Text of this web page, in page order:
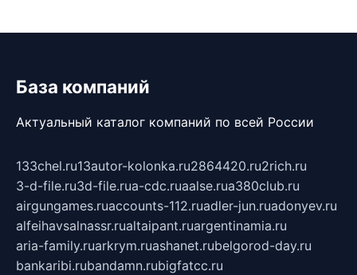
База компаний
Актуальный каталог компаний по всей России
133chel.ru13autor-kolonka.ru2864420.ru2rich.ru
3-d-file.ru3d-file.rua-cdc.ruaalse.rua380club.ru
airgungames.ruaccounts-112.ruadler-jun.ruadonyev.ru
alfeihavsalnassr.rualtaipant.ruargentinamia.ru
aria-family.ruarkrym.ruashanet.rubelgorod-day.ru
bankaribi.rubandamn.rubigfatcc.ru